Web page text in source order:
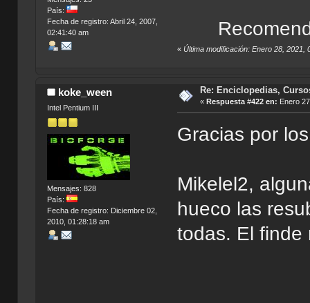
País:
Fecha de registro: Abril 24, 2007,
02:41:40 am
«Última modificación: Enero 28, 2021,
koke_ween
Intel Pentium III
Mensajes: 828
País:
Fecha de registro: Diciembre 02,
2010, 01:28:18 am
Re: Enciclopedias,
« Respuesta #422 en: Enero
Gracias por
Mikelel2,
hueco las
todas. El finde